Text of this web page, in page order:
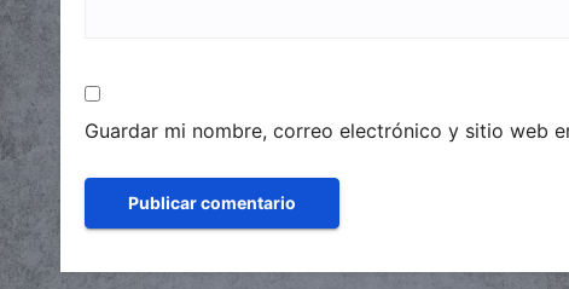
Guardar mi nombre, correo electrónico y sitio web